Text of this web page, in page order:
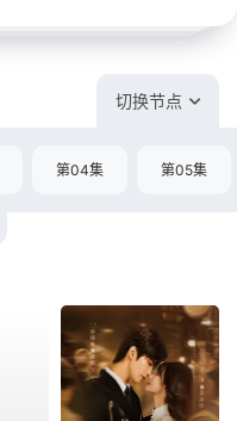
切换节点
第04集 第05集